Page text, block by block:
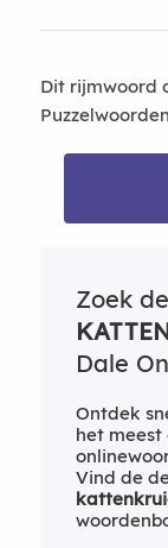
Dit rijmwoord
Zoek
Dale
Ontdek
het
Vind de